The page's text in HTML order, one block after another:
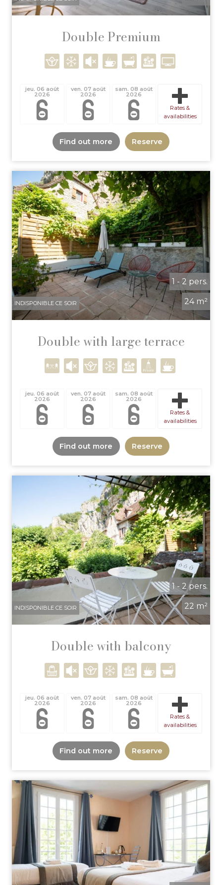
Double Premium
jeu. 06 août
2026
ven. 07 août
2026
sam. 08 août
2026
Rates &
availabilities
Find out more Reserve
1 - 2 pers.
24 m²
INDISPONIBLE CE SOIR
Double with large terrace
jeu. 06 août
2026
ven. 07 août
2026
sam. 08 août
2026
Rates &
availabilities
Find out more Reserve
1 - 2 pers.
22 m²
INDISPONIBLE CE SOIR
Double with balcony
jeu. 06 août
2026
ven. 07 août
2026
sam. 08 août
2026
Rates &
availabilities
Find out more Reserve